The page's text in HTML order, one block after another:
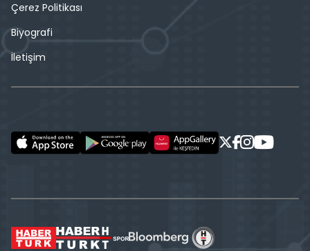
Çerez Politikası
Biyografi
İletişim